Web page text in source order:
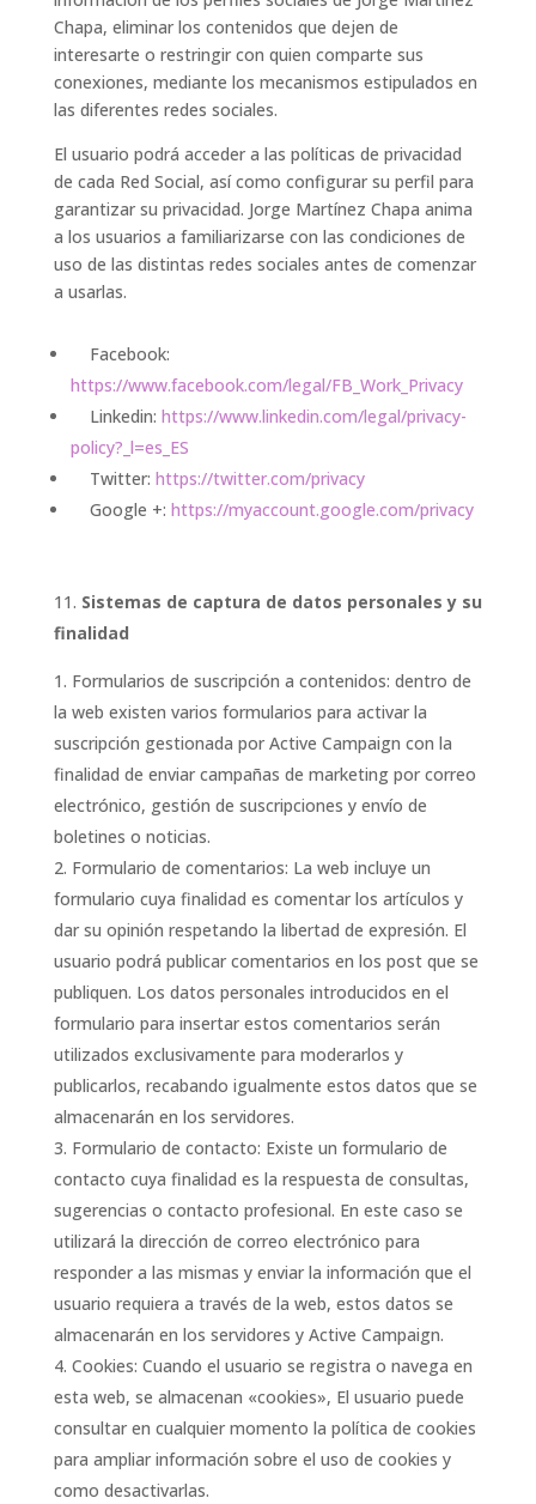
Chapa, eliminar los contenidos que dejen de
interesarte o restringir con quien comparte sus
conexiones, mediante los mecanismos estipulados en
las diferentes redes sociales.
El usuario podrá acceder a las políticas de privacidad
de cada Red Social, así como configurar su perfil para
garantizar su privacidad. Jorge Martínez Chapa anima
a los usuarios a familiarizarse con las condiciones de
uso de las distintas redes sociales antes de comenzar
a usarlas.
Facebook:
https://www.facebook.com/legal/FB_Work_Privacy
Linkedin: https://www.linkedin.com/legal/privacy-
policy?_l=es_ES
Twitter: https://twitter.com/privacy
Google +: https://myaccount.google.com/privacy
Sistemas de captura de datos personales y su
finalidad
Formularios de suscripción a contenidos: dentro de
la web existen varios formularios para activar la
suscripción gestionada por Active Campaign con la
finalidad de enviar campañas de marketing por correo
electrónico, gestión de suscripciones y envío de
boletines o noticias.
Formulario de comentarios: La web incluye un
formulario cuya finalidad es comentar los artículos y
dar su opinión respetando la libertad de expresión. El
usuario podrá publicar comentarios en los post que se
publiquen. Los datos personales introducidos en el
formulario para insertar estos comentarios serán
utilizados exclusivamente para moderarlos y
publicarlos, recabando igualmente estos datos que se
almacenarán en los servidores.
Formulario de contacto: Existe un formulario de
contacto cuya finalidad es la respuesta de consultas,
sugerencias o contacto profesional. En este caso se
utilizará la dirección de correo electrónico para
responder a las mismas y enviar la información que el
usuario requiera a través de la web, estos datos se
almacenarán en los servidores y Active Campaign.
Cookies: Cuando el usuario se registra o navega en
esta web, se almacenan «cookies», El usuario puede
consultar en cualquier momento la política de cookies
para ampliar información sobre el uso de cookies y
como desactivarlas.